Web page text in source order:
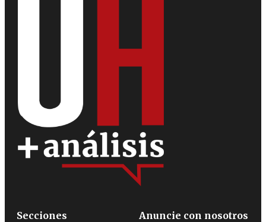
Secciones
Anuncie con nosotros